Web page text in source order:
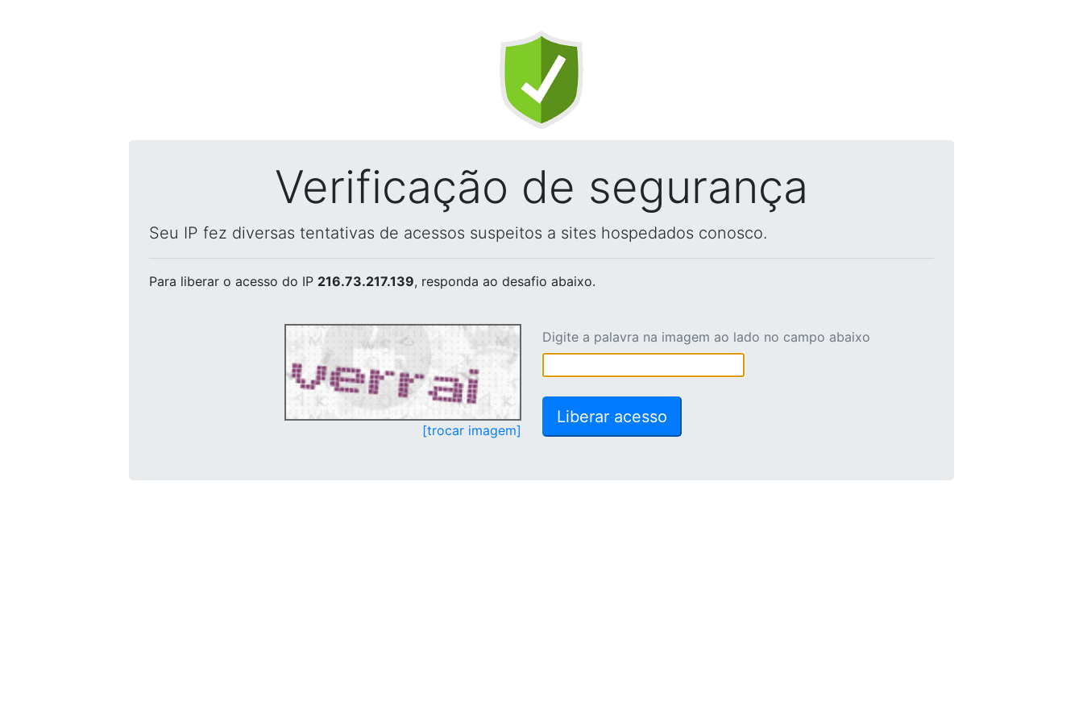
Verificação de segurança
Seu IP fez diversas tentativas de acessos suspeitos a sites hospedados conosco.
Para liberar o acesso do IP 216.73.217.139, responda ao desafio abaixo.
[trocar imagem]
Digite a palavra na imagem ao lado no campo abaixo